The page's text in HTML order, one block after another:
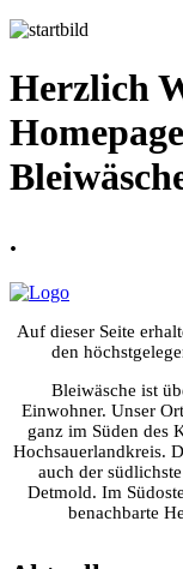
Herzlich
.
Auf dieser Seite
den
Bleiwäsche ist
Einwohner. Unser
ganz im Süden des
Hochsauerlandkreis.
auch der
Detmold. Im
benachbarte